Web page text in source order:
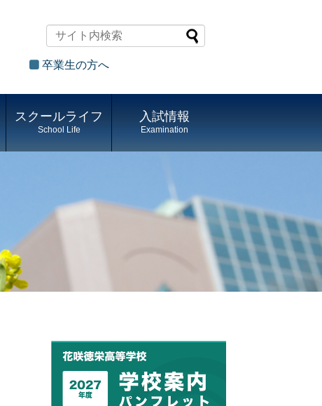
卒業生の方へ
スクールライフ
School Life
入試情報
Examination